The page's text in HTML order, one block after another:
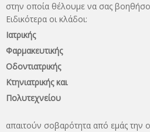
στην οποία θέλουμε να σας
Ειδικότερα οι κλάδοι:
Ιατρικής
Φαρμακευτικής
Οδοντιατρικής
Κτηνιατρικής και
Πολυτεχνείου
απαιτούν σοβαρότητα από εμάς την